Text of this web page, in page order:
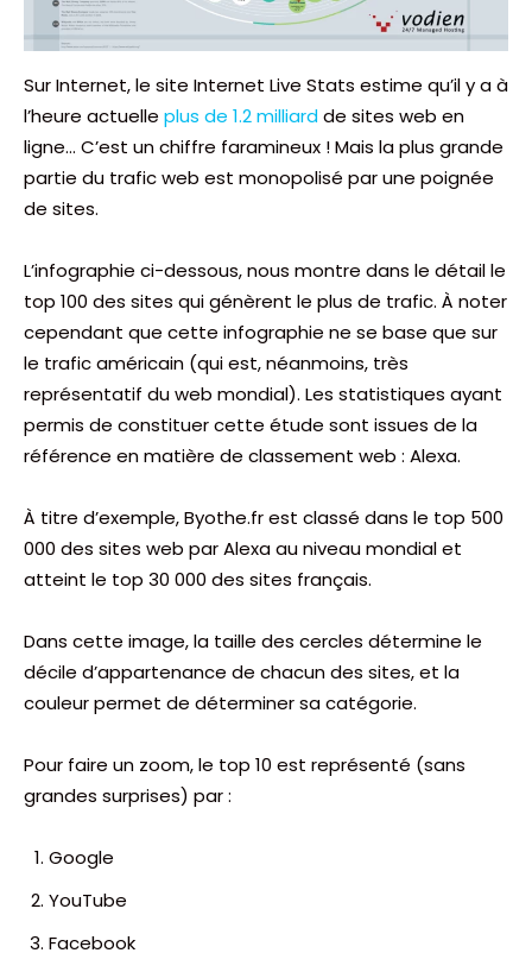
Sur Internet, le site Internet Live Stats estime qu’il y a à
l’heure actuelle plus de 1.2 milliardde sites web en
ligne… C’est un chiffre faramineux ! Mais la plus grande
partie du trafic web est monopolisé par une poignée
de sites.
L’infographie ci-dessous, nous montre dans le détail le
top 100 des sites qui génèrent le plus de trafic. À noter
cependant que cette infographie ne se base que sur
le trafic américain (qui est, néanmoins, très
représentatif du web mondial). Les statistiques ayant
permis de constituer cette étude sont issues de la
référence en matière de classement web : Alexa.
À titre d’exemple, Byothe.fr est classé dans le top 500
000 des sites web par Alexa au niveau mondial et
atteint le top 30 000 des sites français.
Dans cette image, la taille des cercles détermine le
décile d’appartenance de chacun des sites, et la
couleur permet de déterminer sa catégorie.
Pour faire un zoom, le top 10 est représenté (sans
grandes surprises) par :
Google
YouTube
Facebook